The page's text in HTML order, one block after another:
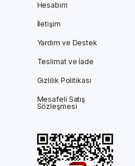
Hesabım
İletişim
Yardım ve Destek
Teslimat ve İade
Gizlilik Politikası
Mesafeli Satış
Sözleşmesi